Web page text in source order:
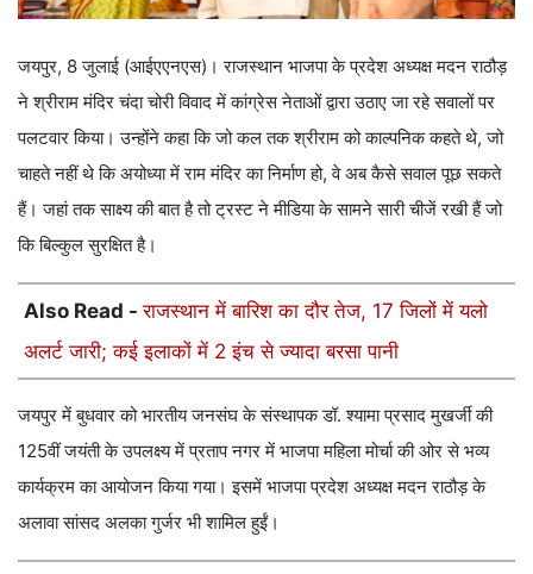
जयपुर, 8 जुलाई (आईएएनएस)। राजस्थान भाजपा के प्रदेश अध्यक्ष मदन राठौड़
ने श्रीराम मंदिर चंदा चोरी विवाद में कांग्रेस नेताओं द्वारा उठाए जा रहे सवालों पर
पलटवार किया। उन्होंने कहा कि जो कल तक श्रीराम को काल्पनिक कहते थे, जो
चाहते नहीं थे कि अयोध्या में राम मंदिर का निर्माण हो, वे अब कैसे सवाल पूछ सकते
हैं। जहां तक साक्ष्य की बात है तो ट्रस्ट ने मीडिया के सामने सारी चीजें रखी हैं जो
कि बिल्कुल सुरक्षित है।
Also Read -राजस्थान में बारिश का दौर तेज, 17 जिलों में यलो
अलर्ट जारी; कई इलाकों में 2 इंच से ज्यादा बरसा पानी
जयपुर में बुधवार को भारतीय जनसंघ के संस्थापक डॉ. श्यामा प्रसाद मुखर्जी की
125वीं जयंती के उपलक्ष्य में प्रताप नगर में भाजपा महिला मोर्चा की ओर से भव्य
कार्यक्रम का आयोजन किया गया। इसमें भाजपा प्रदेश अध्यक्ष मदन राठौड़ के
अलावा सांसद अलका गुर्जर भी शामिल हुईं।